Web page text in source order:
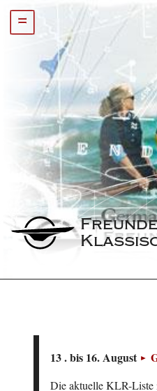
=
13 . bis 16. August
Die aktuelle KLR-Liste